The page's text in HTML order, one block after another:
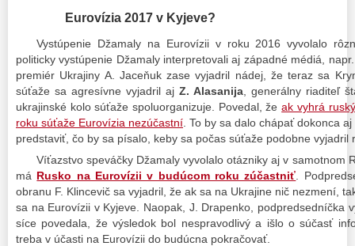
Eurovízia 2017 v Kyjeve?
Vystúpenie Džamaly na Eurovízii v roku 2016 vyvolalo
politicky vystúpenie Džamaly interpretovali aj západné médiá,
premiér Ukrajiny A. Jaceňuk zase vyjadril nádej, že teraz sa
súťaže sa agresívne vyjadril aj Z. Alasanija , generálny riaditeľ
ukrajinské kolo súťaže spoluorganizuje. Povedal, žeak vyhrá
roku súťaže Eurovízia nezúčastní . To by sa dalo chápať dokonca
predstaviť, čo by sa písalo, keby sa počas súťaže podobne vyjadril
Víťazstvo speváčky Džamaly vyvolalo otázniky aj v samotnom
má Rusko na Eurovízii v budúcom roku zúčastniť .
obranu F. Klincevič sa vyjadril, že ak sa na Ukrajine nič nezmení,
sa na Eurovízii v Kyjeve. Naopak, J. Drapenko, podpredsedníčka
síce povedala, že výsledok bol nespravodlivý a išlo o súčasť
treba v účasti na Eurovízii do budúcna pokračovať.